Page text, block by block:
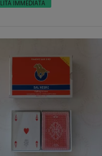
IMMEDIATA